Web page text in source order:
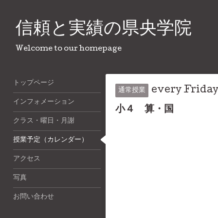
信頼と実績の県央学院
Welcome to our homepage
通常授業 every Friday
小４ 算・国
トップページ
インフォメーション
クラス・曜日・月謝
授業予定（カレンダー）
アクセス
写真
お問い合わせ